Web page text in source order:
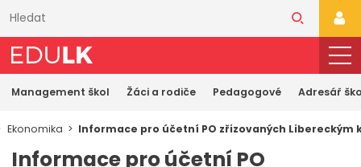
obsahu
Management škol Žáci a rodiče Pedagogové Adresář
Ekonomika Informace pro účetní PO zřizovaných Libereckým
Informace pro účetní PO